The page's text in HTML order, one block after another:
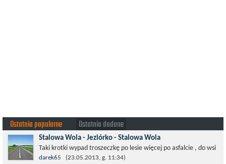
Ostatnio popularne Ostatnio dodane
Stalowa Wola - Jeziórko - Stalowa Wola
Taki krotki wypad troszeczkę po lesie więcej po asfalcie , do wsi
której już nie ma , kopalni siarki również nie ma , a ci co
darek65 (23.05.2013, g. 11:34)